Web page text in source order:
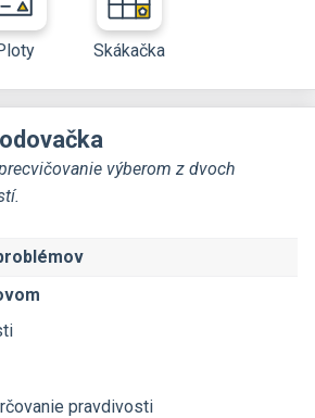
Skákačka
výberom z dvoch
pravdivosti